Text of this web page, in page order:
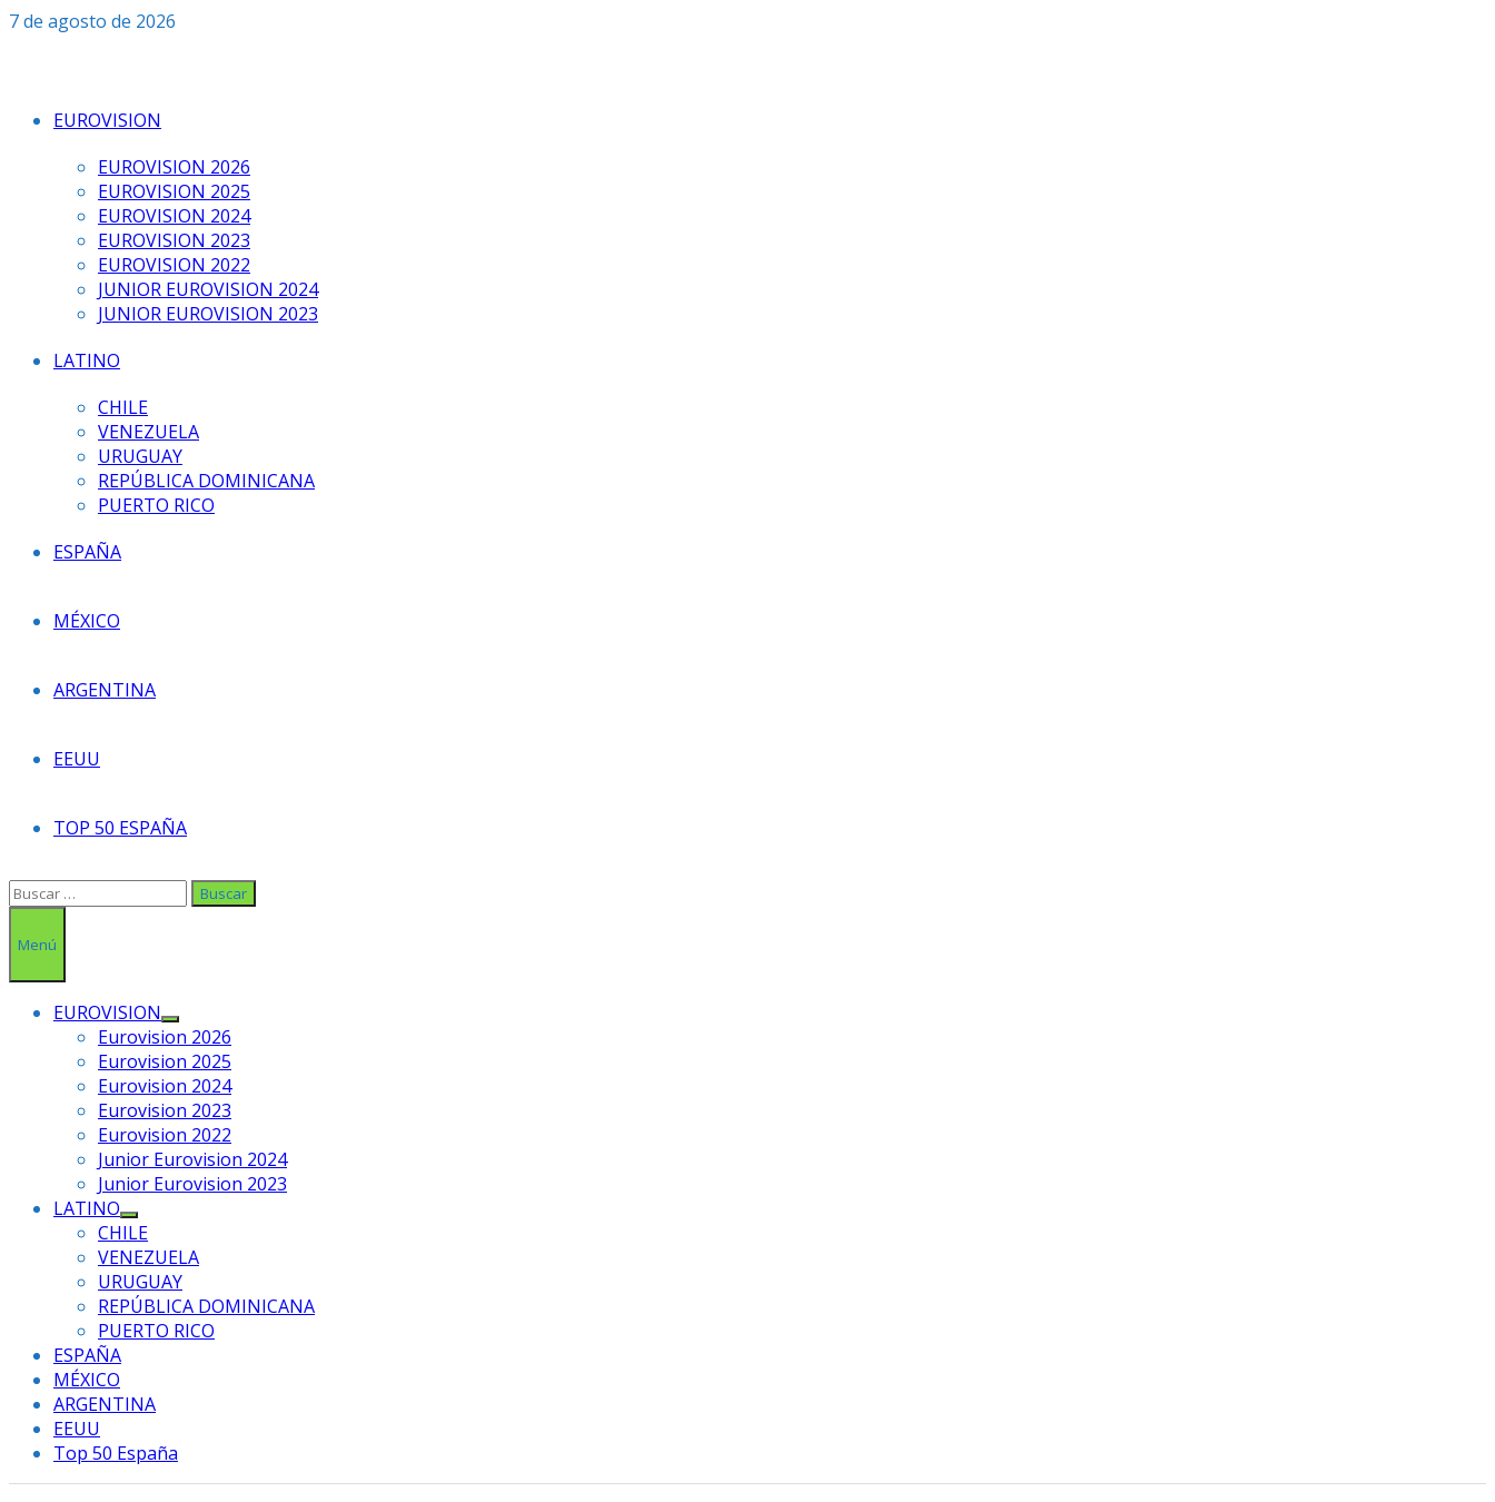
Saltar
7 de agosto de 2026
EUROVISION
EUROVISION 2026
EUROVISION 2025
EUROVISION 2024
EUROVISION 2023
EUROVISION 2022
JUNIOR EUROVISION 2024
JUNIOR EUROVISION 2023
LATINO
CHILE
VENEZUELA
URUGUAY
REPÚBLICA DOMINICANA
PUERTO RICO
ESPAÑA
MÉXICO
ARGENTINA
EEUU
TOP 50 ESPAÑA
Buscar:
Menú
EUROVISION
Mostrar
el
submenú
Eurovision 2026
Eurovision 2025
Eurovision 2024
Eurovision 2023
Eurovision 2022
Junior Eurovision 2024
Junior Eurovision 2023
LATINO
Mostrar
el
submenú
CHILE
VENEZUELA
URUGUAY
REPÚBLICA DOMINICANA
PUERTO RICO
ESPAÑA
MÉXICO
ARGENTINA
EEUU
Top 50 España